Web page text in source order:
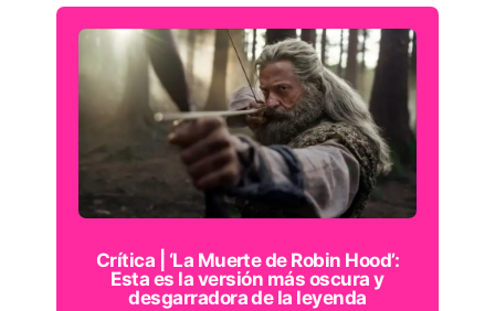
Crítica | ‘La Muerte de Robin Hood’:
Esta es la versión más oscura y
desgarradora de la leyenda